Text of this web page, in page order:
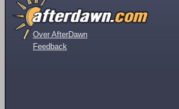
Over AfterDawn
Feedback